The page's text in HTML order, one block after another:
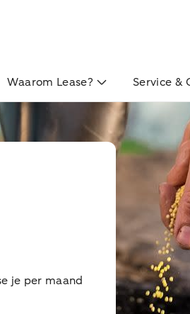
Waarom Lease? Service &
je per maand